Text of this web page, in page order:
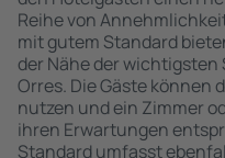
Reihe von
mit gutem Standard
der Nähe der
Orres. Die Gäste können
nutzen und ein Zimmer
ihren Erwartungen
Standard umfasst